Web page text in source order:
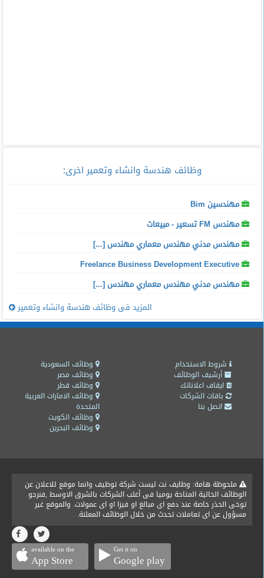
وظائف هندسة وانشاء وتعمير اخرى:
مهندسين Bim
مهندس FM تسعير - مبيعات
مهندس مدني مهندس معماري مهندس [...]
Freelance Business Development Executive
مهندس مدني مهندس معماري مهندس [...]
المزيد فى وظائف هندسة وانشاء وتعمير
وظائف السعودية
وظائف مصر
وظائف قطر
وظائف الامارات العربية
المتحدة
وظائف الكويت
وظائف البحرين
شروط الاستخدام
أرشيف الوظائف
ايقاف اعلاناتك
باقات الشركات
اتصل بنا
ملحوظة هامة: وظايف نت ليست شركة توظيف وانما موقع للاعلان عن
الوظائف الخالية المتاحة يوميا فى أغلب الشركات بالشرق الاوسط ,فنرجو
توخى الحذر خاصة عند دفع اى مبالغ او فيزا او اى عمولات. والموقع غير
مسؤول عن اى تعاملات تحدث من خلال الوظائف المعلنة.
available on the
App Store
Get it on
Google play